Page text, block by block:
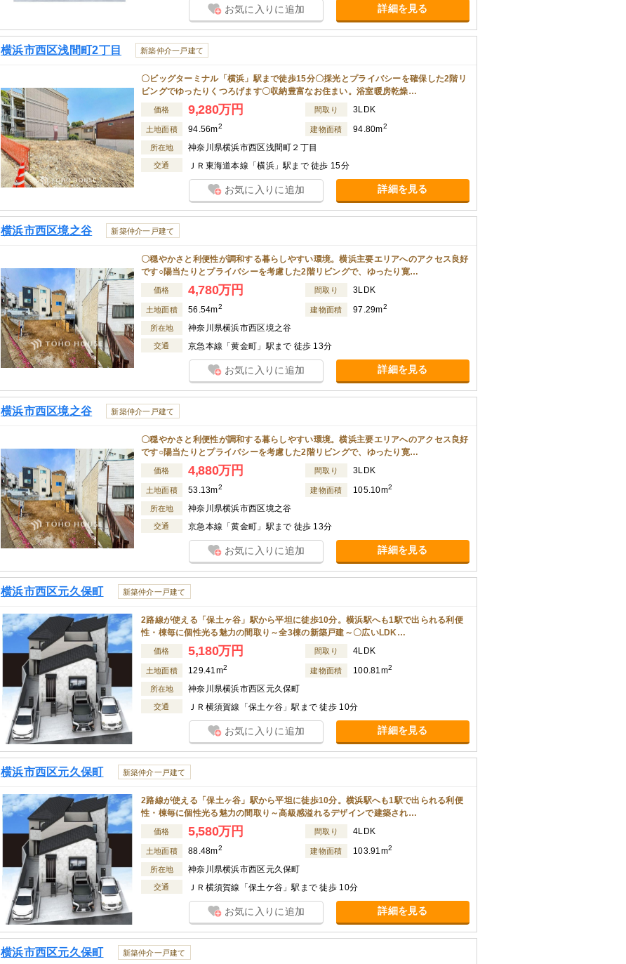
お気に入りに追加 詳細を見る
横浜市西区浅間町2丁目 新築仲介一戸建て
〇ビッグターミナル「横浜」駅まで徒歩15分〇採光とプライバシーを確保した2階リ
ビングでゆったりくつろげます〇収納豊富なお住まい。浴室暖房乾燥…
価格 9,280万円 間取り 3LDK
土地面積 94.56m2 建物面積 94.80m2
所在地 神奈川県横浜市西区浅間町２丁目
交通 ＪＲ東海道本線「横浜」駅まで 徒歩 15分
お気に入りに追加 詳細を見る
横浜市西区境之谷 新築仲介一戸建て
〇穏やかさと利便性が調和する暮らしやすい環境。横浜主要エリアへのアクセス良好
です○陽当たりとプライバシーを考慮した2階リビングで、ゆったり寛…
価格 4,780万円 間取り 3LDK
土地面積 56.54m2 建物面積 97.29m2
所在地 神奈川県横浜市西区境之谷
交通 京急本線「黄金町」駅まで 徒歩 13分
お気に入りに追加 詳細を見る
横浜市西区境之谷 新築仲介一戸建て
〇穏やかさと利便性が調和する暮らしやすい環境。横浜主要エリアへのアクセス良好
です○陽当たりとプライバシーを考慮した2階リビングで、ゆったり寛…
価格 4,880万円 間取り 3LDK
土地面積 53.13m2 建物面積 105.10m2
所在地 神奈川県横浜市西区境之谷
交通 京急本線「黄金町」駅まで 徒歩 13分
お気に入りに追加 詳細を見る
横浜市西区元久保町 新築仲介一戸建て
2路線が使える「保土ヶ谷」駅から平坦に徒歩10分。横浜駅へも1駅で出られる利便
性・棟毎に個性光る魅力の間取り～全3棟の新築戸建～〇広いLDK…
価格 5,180万円 間取り 4LDK
土地面積 129.41m2 建物面積 100.81m2
所在地 神奈川県横浜市西区元久保町
交通 ＪＲ横須賀線「保土ケ谷」駅まで 徒歩 10分
お気に入りに追加 詳細を見る
横浜市西区元久保町 新築仲介一戸建て
2路線が使える「保土ヶ谷」駅から平坦に徒歩10分。横浜駅へも1駅で出られる利便
性・棟毎に個性光る魅力の間取り～高級感溢れるデザインで建築され…
価格 5,580万円 間取り 4LDK
土地面積 88.48m2 建物面積 103.91m2
所在地 神奈川県横浜市西区元久保町
交通 ＪＲ横須賀線「保土ケ谷」駅まで 徒歩 10分
お気に入りに追加 詳細を見る
横浜市西区元久保町 新築仲介一戸建て